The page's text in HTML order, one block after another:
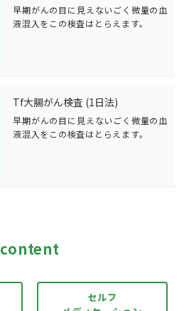
早期がんの目に見えないごく微量の血
液混入をこの検査はとらえます。
Tf大腸がん検査 (1日法)
早期がんの目に見えないごく微量の血
液混入をこの検査はとらえます。
content
セルフ